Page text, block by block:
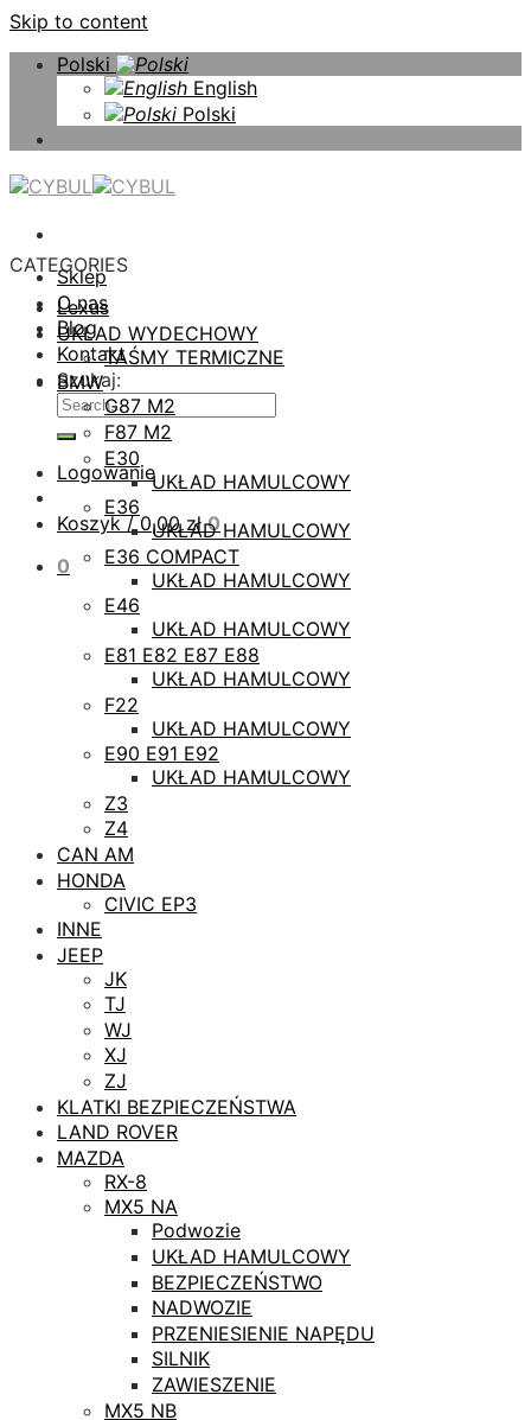
Skip to content
Polski
English
Polski
Sklep
O nas
Blog
Kontakt
Szukaj:
Logowanie
Koszyk /0,00zł 0
0
CATEGORIES
Lexus
UKŁAD WYDECHOWY
TAŚMY TERMICZNE
BMW
G87 M2
F87 M2
E30
UKŁAD HAMULCOWY
E36
UKŁAD HAMULCOWY
E36 COMPACT
UKŁAD HAMULCOWY
E46
UKŁAD HAMULCOWY
E81 E82 E87 E88
UKŁAD HAMULCOWY
F22
UKŁAD HAMULCOWY
E90 E91 E92
UKŁAD HAMULCOWY
Z3
Z4
CAN AM
HONDA
CIVIC EP3
INNE
JEEP
JK
TJ
WJ
XJ
ZJ
KLATKI BEZPIECZEŃSTWA
LAND ROVER
MAZDA
RX-8
MX5 NA
Podwozie
UKŁAD HAMULCOWY
BEZPIECZEŃSTWO
NADWOZIE
PRZENIESIENIE NAPĘDU
SILNIK
ZAWIESZENIE
MX5 NB